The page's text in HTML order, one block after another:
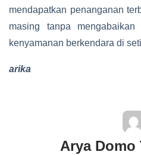
mendapatkan penanganan
masing tanpa
kenyamanan berkendara di
arika
Arya Domo